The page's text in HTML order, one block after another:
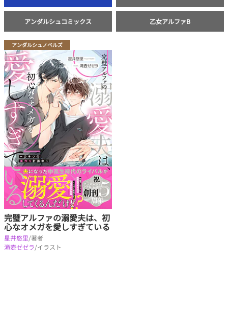
アンダルシュコミックス 乙女アルファB
アンダルシュノベルズ
完璧アルファの溺愛夫は、初
心なオメガを愛しすぎている
星井悠里/著者
滝壺ゼゼラ/イラスト